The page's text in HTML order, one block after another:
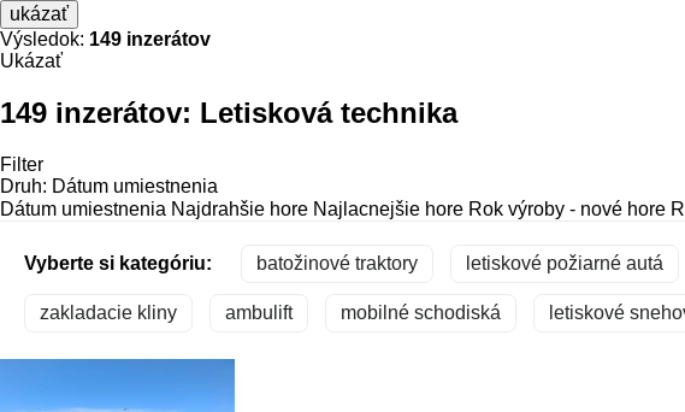
ukázať
Výsledok: 149 inzerátov
Ukázať
149 inzerátov: Letisková technika
Filter
Druh: Dátum umiestnenia
Dátum umiestnenia Najdrahšie hore Najlacnejšie hore Rok výroby - nové hore
Vyberte si kategóriu: batožinové traktory letiskové požiarné autá
zakladacie kliny ambulift mobilné schodiská letiskové